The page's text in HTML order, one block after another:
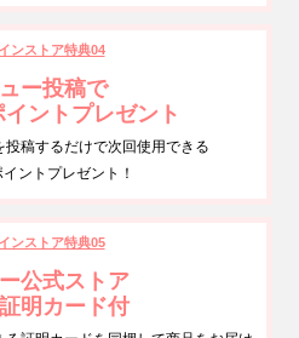
ンストア特典04
ー投稿で
ントプレゼント
稿するだけで次回使用できる
ントプレゼント！
ンストア特典05
公式ストア
明カード付